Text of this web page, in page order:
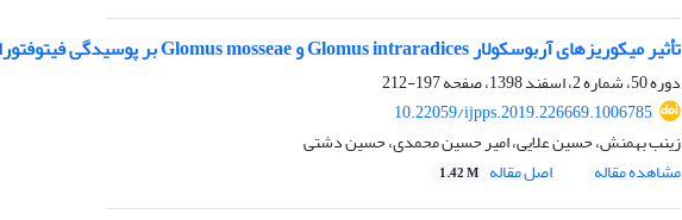
تأثیر میکوریزهای آربوسکولارGlomus intraradices ‎‏ و ‏Glomus mosseae‏ بر پوسیدگی ‏فیتوفتورایی ریشه پسته در شرایط تنش شوری
دوره 50، شماره 2، اسفند 1398، صفحه
197-212
10.22059/ijpps.2019.226669.1006785
زینب بهمنش، حسین علایی، امیر حسین محمدی، حسین دشتی
مشاهده مقاله
اصل مقاله 1.42 M